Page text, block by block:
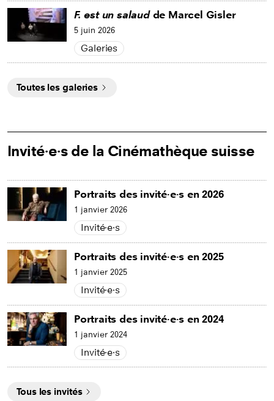
F. est un salaudde Marcel Gisler
5 juin 2026
Galeries
Toutes les galeries
Invité∙e∙s de la Cinémathèque suisse
Portraits des invité∙e∙s en 2026
1 janvier 2026
Invité∙e∙s
Portraits des invité∙e∙s en 2025
1 janvier 2025
Invité∙e∙s
Portraits des invité∙e∙s en 2024
1 janvier 2024
Invité∙e∙s
Tous les invités